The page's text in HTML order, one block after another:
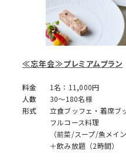
≪忘年会≫プレミアムプラン
料金
1名：11,000円
人数
30～180名様
形式
立食ブッフェ・着席ブ
フルコース料理
（前菜/スープ/魚メイ
＋飲み放題（2時間）